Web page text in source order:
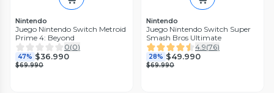
Nintendo
Juego Nintendo Switch Metroid
Prime 4: Beyond
0(0)
47% $36.990
$69.990
Nintendo
Juego Nintendo Switch Super
Smash Bros Ultimate
4.9(76)
28% $49.990
$69.990